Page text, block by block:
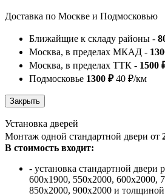
Доставка по Москве и Подмосковью
Ближайщие к складу районы -
Москва, в пределах МКАД -
Москва, в пределах ТТК - 1500
Подмосковье 1300 ₽40 ₽/км
Установка дверей
Монтаж одной стандартной двери от
В стоимость входит:
- установка стандартной двери
600х1900, 550х2000, 600х2000,
850х2000, 900х2000 и